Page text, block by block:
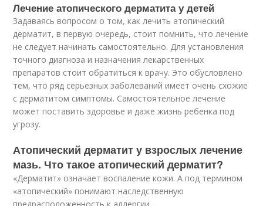
Лечение атопического дерматита у детей
Задаваясь вопросом о том, как лечить атопический
дерматит, в первую очередь, стоит помнить, что лечение
не следует начинать самостоятельно. Для установления
точного диагноза и назначения лекарственных
препаратов стоит обратиться к врачу. Это обусловлено
тем, что ряд серьезных заболеваний имеет очень схожие
с дерматитом симптомы. Самостоятельное лечение
может поставить здоровье и даже жизнь ребенка под
угрозу.
Атопический дерматит у взрослых лечение
мазь. Что такое атопический дерматит?
«Дерматит» означает воспаление кожи. А под термином
«атопический» понимают наследственную